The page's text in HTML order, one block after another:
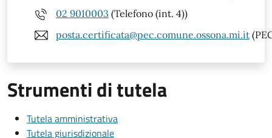
02 9010003 (Telefono (int. 4))
posta.certificata@pec.comune.ossona.mi.it
Strumenti di tutela
Tutela amministrativa
Tutela giurisdizionale